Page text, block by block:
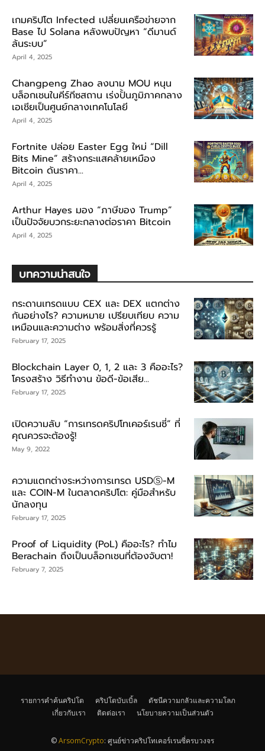
เกมคริปโต Infected เปลี่ยนเครือข่ายจาก
Base ไป Solana หลังพบปัญหา “ดีมานด์
ล้นระบบ”
April 4, 2025
Changpeng Zhao ลงนาม MOU หนุน
บล็อกเชนในคีร์กีซสถาน เร่งปั้นภูมิภาคกลาง
เอเชียเป็นศูนย์กลางเทคโนโลยี
April 4, 2025
Fortnite ปล่อย Easter Egg ใหม่ “Dill
Bits Mine” สร้างกระแสคล้ายเหมือง
Bitcoin ดันราคา...
April 4, 2025
Arthur Hayes มอง “ภาษีของ Trump”
เป็นปัจจัยบวกระยะกลางต่อราคา Bitcoin
April 4, 2025
บทความน่าสนใจ
กระดานเทรดแบบ CEX และ DEX แตกต่าง
กันอย่างไร? ความหมาย เปรียบเทียบ ความ
เหมือนและความต่าง พร้อมสิ่งที่ควรรู้
February 17, 2025
Blockchain Layer 0, 1, 2 และ 3 คืออะไร?
โครงสร้าง วิธีทำงาน ข้อดี-ข้อเสีย...
February 17, 2025
เปิดความลับ “การเทรดคริปโทเคอร์เรนซี่” ที่
คุณควรจะต้องรู้!
May 9, 2022
ความแตกต่างระหว่างการเทรด USDⓈ-M
และ COIN-M ในตลาดคริปโต: คู่มือสำหรับ
นักลงทุน
February 17, 2025
Proof of Liquidity (PoL) คืออะไร? ทำไม
Berachain ถึงเป็นบล็อกเชนที่ต้องจับตา!
February 7, 2025
รายการคำค้นคริปโต คริปโตบับเบิ้ล
ดัชนีความกลัวและความโลภ
เกี่ยวกับเรา
ติดต่อเรา นโยบายความเป็นส่วนตัว
©ArsomCrypto: ศูนย์ข่าวคริปโทเคอร์เรนซี่ครบวงจร